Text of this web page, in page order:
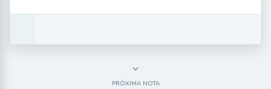
PRÓXIMA NOTA